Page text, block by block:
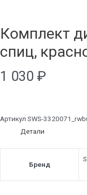
Комплект
спиц,
1 030 ₽
Артикул SWS-
Детали
Бренд